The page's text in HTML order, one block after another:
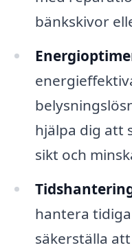
bänkskivor
hjälpa dig att
sikt och
hantera
säkerställa